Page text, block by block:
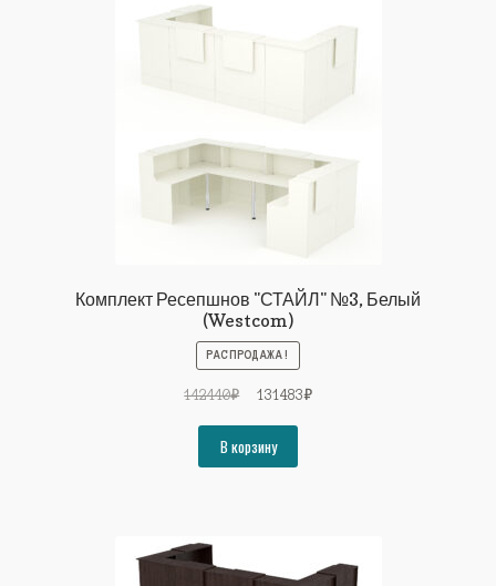
Комплект Ресепшнов "СТАЙЛ" №3, Белый
(Westcom)
РАСПРОДАЖА!
142440₽
Первоначальная
составляла
142440₽.
131483₽Текущая
В корзину